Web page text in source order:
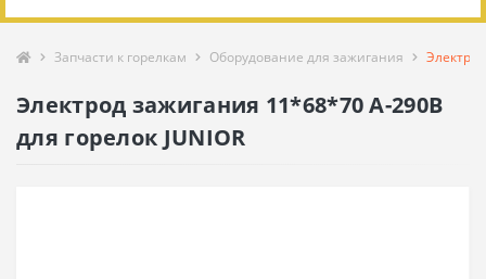
Запчасти к горелкам Оборудование для зажигания
Электрод зажигания 11*68*70 A-290B
для горелок JUNIOR